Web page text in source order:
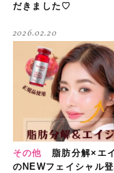
だきました♡
その他
脂肪分解×エ
のNEWフェイシャル
2026.02.20